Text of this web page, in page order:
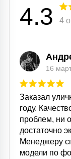
4.3 4
16
Заказал
году.
проблем, ни
достаточно
Менеджеру
модели по